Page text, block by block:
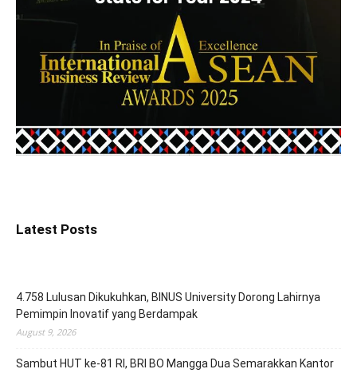
Latest Posts
4.758 Lulusan Dikukuhkan, BINUS University Dorong Lahirnya
Pemimpin Inovatif yang Berdampak
August 9, 2026
Sambut HUT ke-81 RI, BRI BO Mangga Dua Semarakkan Kantor